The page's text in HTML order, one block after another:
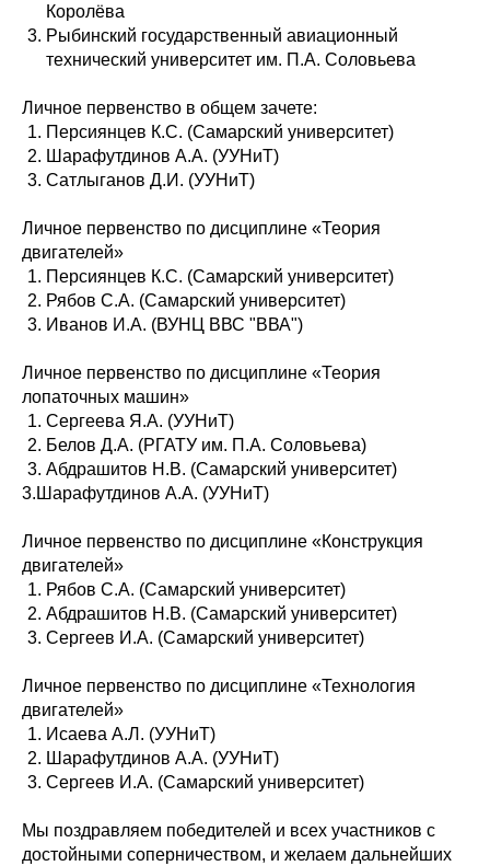
Королёва
Рыбинский государственный авиационный
технический университет им. П.А. Соловьева
Личное первенство в общем зачете:
Персиянцев К.С. (Самарский университет)
Шарафутдинов А.А. (УУНиТ)
Сатлыганов Д.И. (УУНиТ)
Личное первенство по дисциплине «Теория
двигателей»
Персиянцев К.С. (Самарский университет)
Рябов С.А. (Самарский университет)
Иванов И.А. (ВУНЦ ВВС "ВВА")
Личное первенство по дисциплине «Теория
лопаточных машин»
Сергеева Я.А. (УУНиТ)
Белов Д.А. (РГАТУ им. П.А. Соловьева)
Абдрашитов Н.В. (Самарский университет)
3.Шарафутдинов А.А. (УУНиТ)
Личное первенство по дисциплине «Конструкция
двигателей»
Рябов С.А. (Самарский университет)
Абдрашитов Н.В. (Самарский университет)
Сергеев И.А. (Самарский университет)
Личное первенство по дисциплине «Технология
двигателей»
Исаева А.Л. (УУНиТ)
Шарафутдинов А.А. (УУНиТ)
Сергеев И.А. (Самарский университет)
Мы поздравляем победителей и всех участников с
достойными соперничеством, и желаем дальнейших